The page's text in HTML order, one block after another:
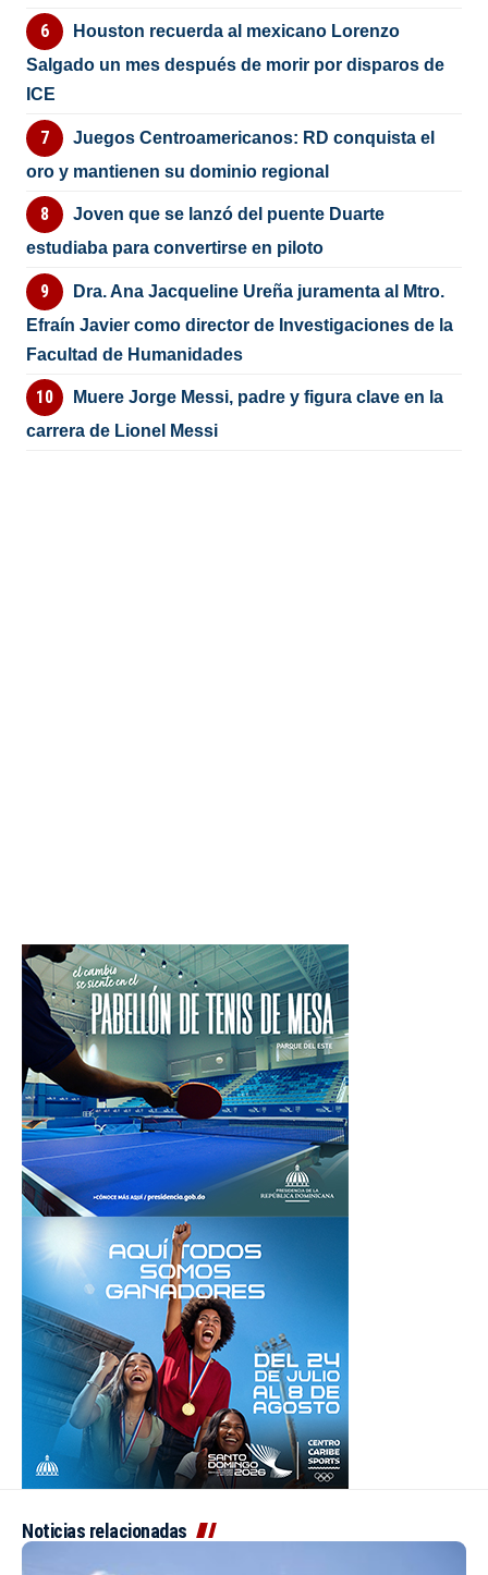
Houston recuerda al mexicano Lorenzo
Salgado un mes después de morir por disparos de
ICE
Juegos Centroamericanos: RD conquista el
oro y mantienen su dominio regional
Joven que se lanzó del puente Duarte
estudiaba para convertirse en piloto
Dra. Ana Jacqueline Ureña juramenta al Mtro.
Efraín Javier como director de Investigaciones de la
Facultad de Humanidades
Muere Jorge Messi, padre y figura clave en la
carrera de Lionel Messi
Noticias relacionadas